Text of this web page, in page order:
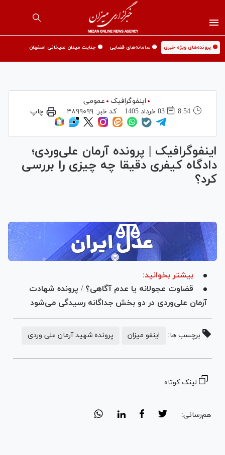
🟡 پرونده‌های ویژه خبری 🟡 سامانه‌های قضایی 🟡 جنایت میدان علیخانی اصفهان
اینفوگرافیک
عمومی
8:54
03 خرداد 1405 کد خبر:۴۸۹۹۰۹۹ چاپ
اینفوگرافیک | پرونده آرمان علی‌وردی؛
دادگاه کیفری دقیقا چه چیزی را بررسی
کرد؟
بیشتر بخوانید:
قضاوت عجولانه یا عدم آگاهی؟ / پرونده شهادت
آرمان علی‌وردی در دو بخش جداگانه رسیدگی می‌شود
برچسب ها: اینفو میزان پرونده شهید آرمان علی وردی
لینک کوتاه
هم‌رسانی: